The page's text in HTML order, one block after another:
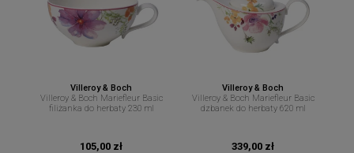
Villeroy & Boch
Villeroy & Boch Mariefleur Basic
filiżanka do herbaty 230 ml
105,00 zł
Villeroy & Boch
Villeroy & Boch Mariefleur Basic
dzbanek do herbaty 620 ml
339,00 zł